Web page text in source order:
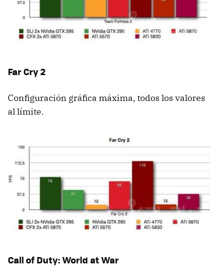
Far Cry 2
Configuración gráfica máxima, todos los valores
al límite.
Call of Duty: World at War